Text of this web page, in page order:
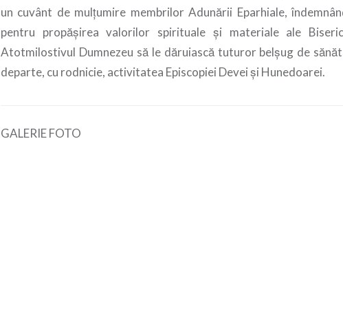
un cuvânt de mulțumire membrilor Adunării Eparhiale,
pentru propășirea valorilor spirituale și materiale ale
Atotmilostivul Dumnezeu să le dăruiască tuturor belșug de
departe, cu rodnicie, activitatea Episcopiei Devei și Hunedoarei.
GALERIE FOTO